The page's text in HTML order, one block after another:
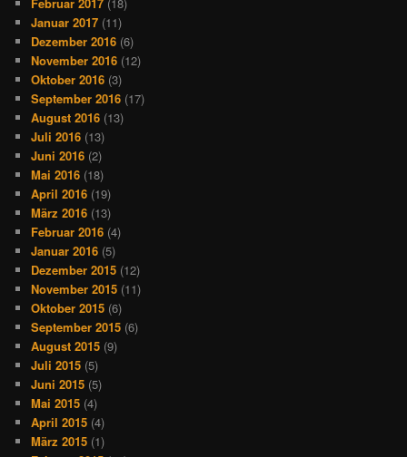
Januar 2017 (11)
Dezember 2016 (6)
November 2016 (12)
Oktober 2016 (3)
September 2016 (17)
August 2016 (13)
Juli 2016 (13)
Juni 2016 (2)
Mai 2016 (18)
April 2016 (19)
März 2016 (13)
Februar 2016 (4)
Januar 2016 (5)
Dezember 2015 (12)
November 2015 (11)
Oktober 2015 (6)
September 2015 (6)
August 2015 (9)
Juli 2015 (5)
Juni 2015 (5)
Mai 2015 (4)
April 2015 (4)
März 2015 (1)